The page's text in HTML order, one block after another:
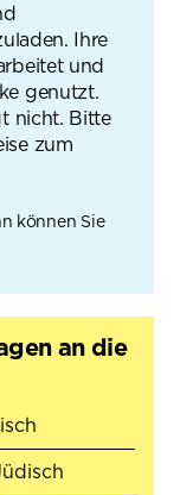
Ihre
und
genutzt.
nicht. Bitte
zum
können Sie
an die